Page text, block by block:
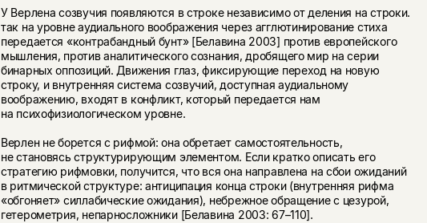
У Верлена созвучия появляются в строке независимо от деления на строки.
так на уровне аудиального воображения через агглютинирование стиха
передается «контрабандный бунт» [Белавина 2003] против европейского
мышления, против аналитического сознания, дробящего мир на серии
бинарных оппозиций. Движения глаз, фиксирующие переход на новую
строку, и внутренняя система созвучий, доступная аудиальному
воображению, входят в конфликт, который передается нам
на психофизиологическом уровне.
Верлен не борется с рифмой: она обретает самостоятельность,
не становясь структурирующим элементом. Если кратко описать его
стратегию рифмовки, получится, что вся она направлена на сбои ожиданий
в ритмической структуре: антиципация конца строки (внутренняя рифма
«обгоняет» силлабические ожидания), небрежное обращение с цезурой,
гетерометрия, непарносложники [Белавина 2003:67–110].